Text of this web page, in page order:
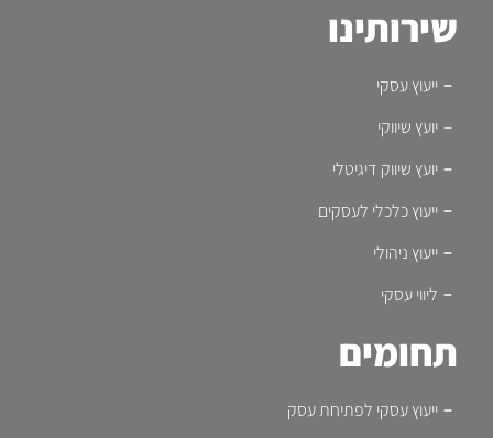
שירותינו
ייעוץ עסקי
יועץ שיווקי
יועץ שיווק דיגיטלי
ייעוץ כלכלי לעסקים
ייעוץ ניהולי
ליווי עסקי
תחומים
ייעוץ עסקי לפתיחת עסק